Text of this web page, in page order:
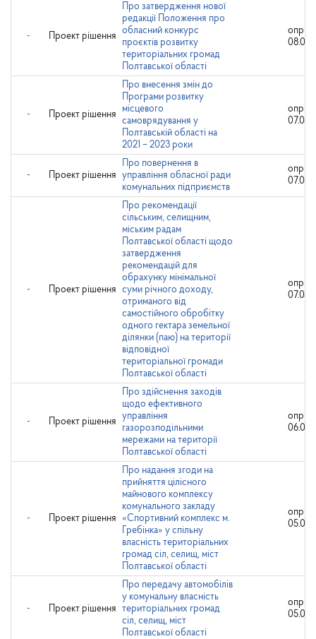
- Проект рішення
Про затвердження нової
редакції Положення про
обласний конкурс
проєктів розвитку
територіальних громад
Полтавської області
- Проект рішення
Про внесення змін до
Програми розвитку
місцевого
самоврядування у
Полтавській області на
2021 – 2023 роки
- Проект рішення
Про повернення в
управління обласної ради
комунальних підприємств
- Проект рішення
Про рекомендації
сільським, селищним,
міським радам
Полтавської області щодо
затвердження
рекомендацій для
обрахунку мінімальної
суми річного доходу,
отриманого від
самостійного обробітку
одного гектара земельної
ділянки (паю) на території
відповідної
територіальної громади
Полтавської області
- Проект рішення
Про здійснення заходів
щодо ефективного
управління
газорозподільними
мережами на території
Полтавської області
- Проект рішення
Про надання згоди на
прийняття цілісного
майнового комплексу
комунального закладу
«Спортивний комплекс м.
Гребінка» у спільну
власність територіальних
громад сіл, селищ, міст
Полтавської області
- Проект рішення
Про передачу автомобілів
у комунальну власність
територіальних громад
сіл, селищ, міст
Полтавської області